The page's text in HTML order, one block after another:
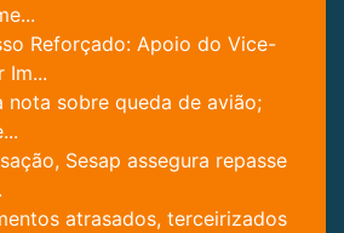
Reforçado: Apoio do Vice-
Im...
nota sobre queda de avião;
Sesap assegura repasse
atrasados, terceirizados